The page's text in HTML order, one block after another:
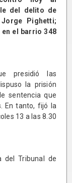
del delito de
Pighetti;
el barrio 348
presidió las
la prisión
sentencia que
En tanto, fijó la
13 a las 8.30
del Tribunal de